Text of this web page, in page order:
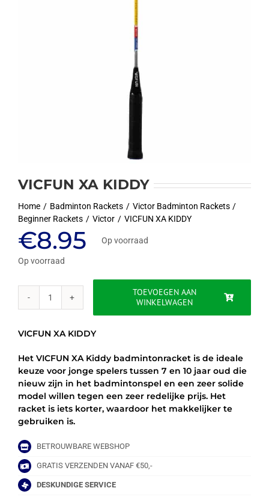
VICFUN XA KIDDY
Home Badminton Rackets
Victor Badminton Rackets
Beginner Rackets
Victor VICFUN XA KIDDY
€8.95 Op voorraad
Op voorraad
VICFUN
TOEVOEGEN AAN
WINKELWAGEN
VICFUN XA KIDDY
Het VICFUN XA Kiddy badmintonracket is de ideale
keuze voor jonge spelers tussen 7 en 10 jaar oud die
nieuw zijn in het badmintonspel en een zeer solide
model willen tegen een zeer redelijke prijs. Het
racket is iets korter, waardoor het makkelijker te
gebruiken is.
BETROUWBARE WEBSHOP
GRATIS VERZENDEN VANAF €50,-
DESKUNDIGE SERVICE